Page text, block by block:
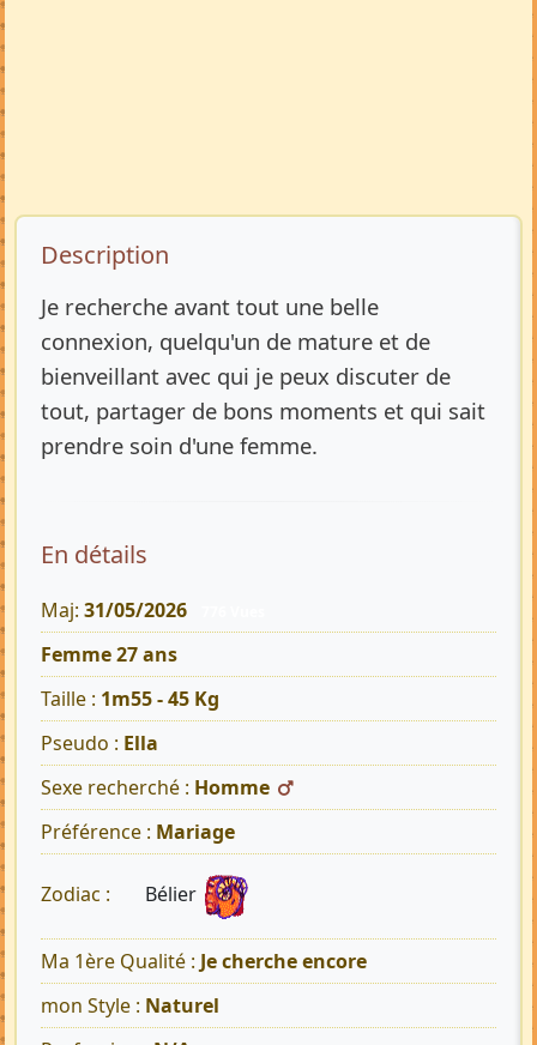
Description de l’annonce
Description
Je recherche avant tout une belle
connexion, quelqu'un de mature et de
bienveillant avec qui je peux discuter de
tout, partager de bons moments et qui sait
prendre soin d'une femme.
En détails
Maj: 31/05/2026
Femme 27 ans
Taille : 1m55 - 45 Kg
Pseudo : Ella
Sexe recherché : Homme
Préférence : Mariage
Zodiac : Bélier
Ma 1ère Qualité : Je cherche encore
mon Style : Naturel